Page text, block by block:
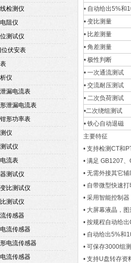
检测仪
阻仪
测试仪
位伏安表
仪
漏电流表
泄漏电流表
形功率表
仪
试仪
流表
测试仪
比测试仪
测试仪
传感器
流传感器
电流传感器
流传感器
• 自动给出5%和
• 变比测量
• 比差测量
• 角差测量
• 极性判断
• 一次通流测试
• 交流耐压测试
• 二次负荷测试
•二次绕组测试
• 铁心自动退磁
主要特征
• 支持检测CT和
• 满足 GB1207
• 无需外接其它
• 自带微型快速
• 采用智能控制
• 大屏幕液晶，
• 按规程自动给
• 自动给出5%和
• 可保存3000组
• 支持U盘转存